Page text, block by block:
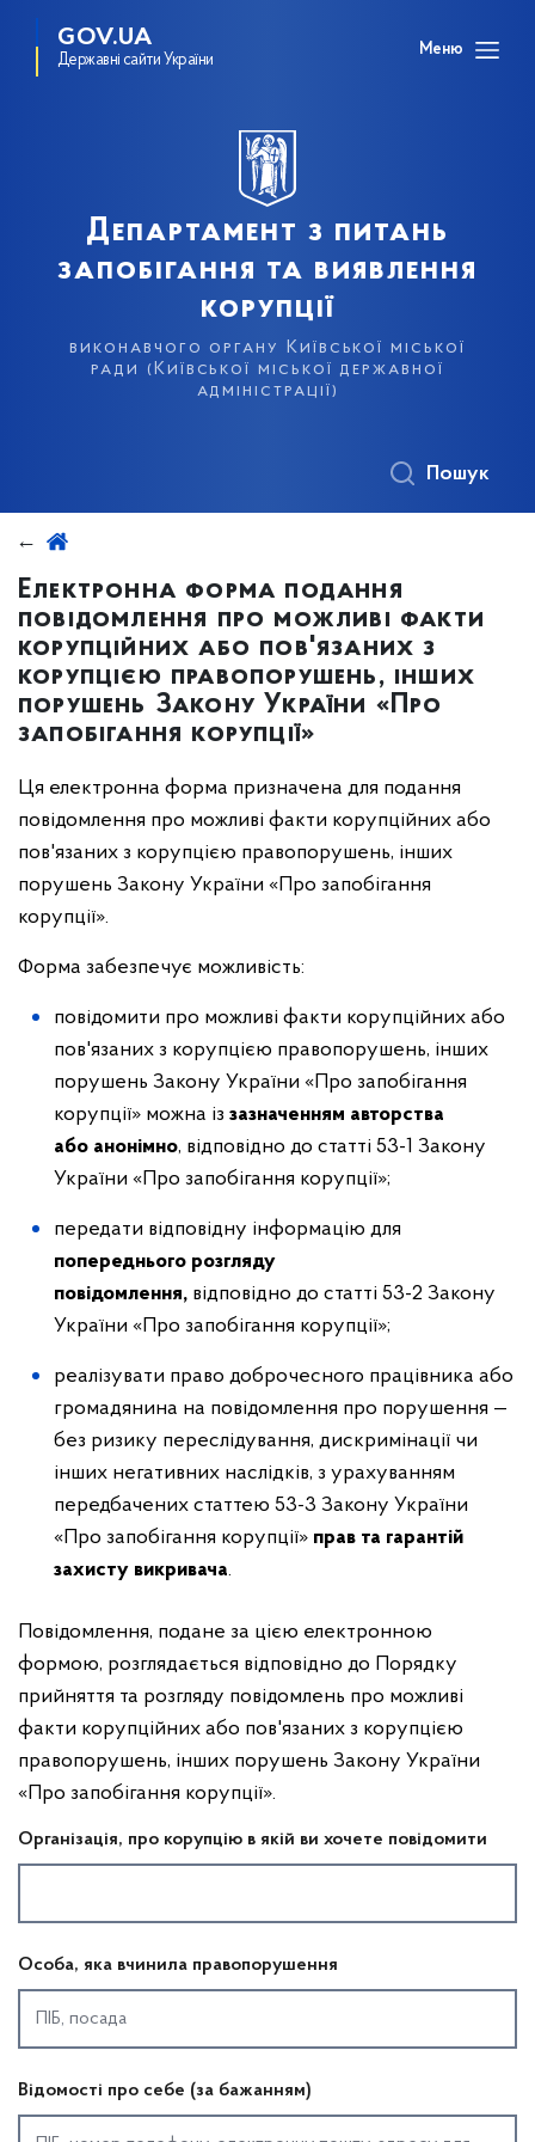
GOV.UA
Державні сайти України
Меню
Департамент з питань
запобігання та виявлення
корупції
виконавчого органу Київської міської
ради (Київської міської державної
адміністрації)
Пошук
Електронна форма подання
повідомлення про можливі факти
корупційних або пов'язаних з
корупцією правопорушень, інших
порушень Закону України «Про
запобігання корупції»
Ця електронна форма призначена для подання
повідомлення про можливі факти корупційних або
пов'язаних з корупцією правопорушень, інших
порушень Закону України «Про запобігання
корупції».
Форма забезпечує можливість:
повідомити про можливі факти корупційних або
пов'язаних з корупцією правопорушень, інших
порушень Закону України «Про запобігання
корупції» можна із зазначенням авторства
або анонімно, відповідно до статті 53-1 Закону
України «Про запобігання корупції»;
передати відповідну інформацію для
попереднього розгляду
повідомлення, відповідно до статті 53-2 Закону
України «Про запобігання корупції»;
реалізувати право доброчесного працівника або
громадянина на повідомлення про порушення —
без ризику переслідування, дискримінації чи
інших негативних наслідків, з урахуванням
передбачених статтею 53-3 Закону України
«Про запобігання корупції» прав та гарантій
захисту викривача.
Повідомлення, подане за цією електронною
формою, розглядається відповідно до Порядку
прийняття та розгляду повідомлень про можливі
факти корупційних або пов'язаних з корупцією
правопорушень, інших порушень Закону України
«Про запобігання корупції».
Організація, про корупцію в якій ви хочете повідомити
Особа, яка вчинила правопорушення
Відомості про себе (за бажанням)